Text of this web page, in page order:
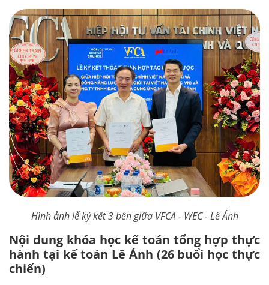
Hình ảnh lễ ký kết 3 bên giữa VFCA - WEC - Lê Ánh
Nội dung khóa học kế toán tổng hợp thực
hành tại kế toán Lê Ánh (26 buổi học thực
chiến)